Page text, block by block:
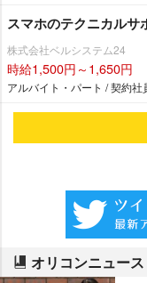
スマホのテクニカル
株式会社ベルシステム24
時給1,500円～1,650円
アルバイト・パート / 契約社
オリコンニュー